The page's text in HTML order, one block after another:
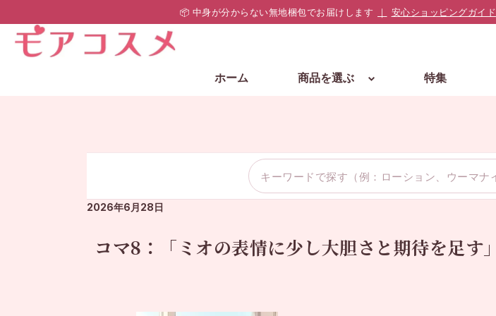
ホーム 商品を選ぶ 特集
2026年6月28日
コマ8：「ミオの表情に少し大胆さと期待を足す」
📦 中身が分からない無地梱包でお届けします 安心ショッピングガイド